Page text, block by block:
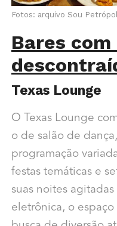
Fotos: arquivo Sou
Bares
Texas Lounge
O Texas Lounge
o de salão de
programação
festas temáticas e
suas noites
eletrônica, o